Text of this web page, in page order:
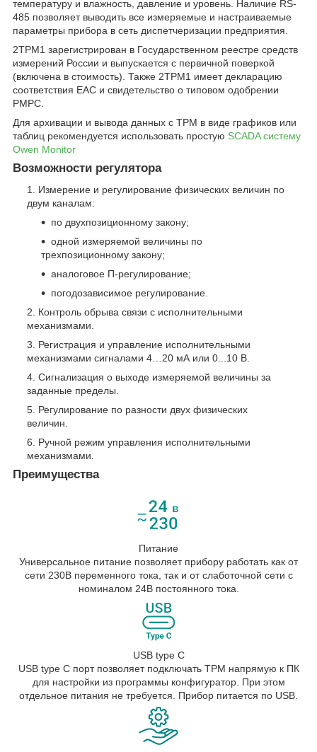
температуру и влажность, давление и уровень. Наличие RS-
485 позволяет выводить все измеряемые и настраиваемые
параметры прибора в сеть диспетчеризации предприятия.
2ТРМ1 зарегистрирован в Государственном реестре средств
измерений России и выпускается с первичной поверкой
(включена в стоимость). Также 2ТРМ1 имеет декларацию
соответствия ЕАС и свидетельство о типовом одобрении
РМРС.
Для архивации и вывода данных с ТРМ в виде графиков или
таблиц рекомендуется использовать простую SCADA систему
Owen Monitor
Возможности регулятора
Измерение и регулирование физических величин по
двум каналам:
по двухпозиционному закону;
одной измеряемой величины по
трехпозиционному закону;
аналоговое П-регулирование;
погодозависимое регулирование.
Контроль обрыва связи с исполнительными
механизмами.
Регистрация и управление исполнительными
механизмами сигналами 4…20 мА или 0...10 В.
Сигнализация о выходе измеряемой величины за
заданные пределы.
Регулирование по разности двух физических
величин.
Ручной режим управления исполнительными
механизмами.
Преимущества
Питание
Универсальное питание позволяет прибору работать как от
сети 230В переменного тока, так и от слаботочной сети с
номиналом 24В постоянного тока.
USB type С
USB type С порт позволяет подключать ТРМ напрямую к ПК
для настройки из программы конфигуратор. При этом
отдельное питания не требуется. Прибор питается по USB.